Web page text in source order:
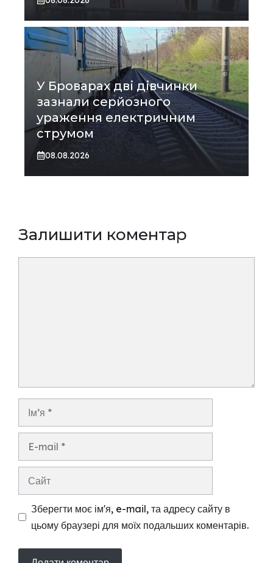
У Броварах дві дівчинки
зазнали серйозного
ураження електричним
струмом
08.08.2026
Залишити коментар
Зберегти моє ім'я, e-mail, та адресу сайту в
цьому браузері для моїх подальших коментарів.